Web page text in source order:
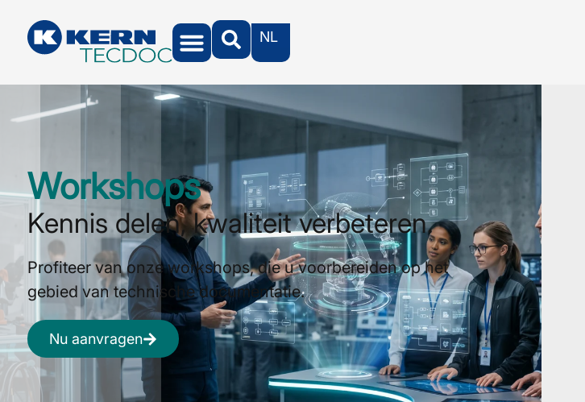
NL
Workshops
Kennis delen, kwaliteit verbeteren.
Profiteer van onze workshops, die u voorbereiden op het
gebied van technische documentatie.
Nu aanvragen